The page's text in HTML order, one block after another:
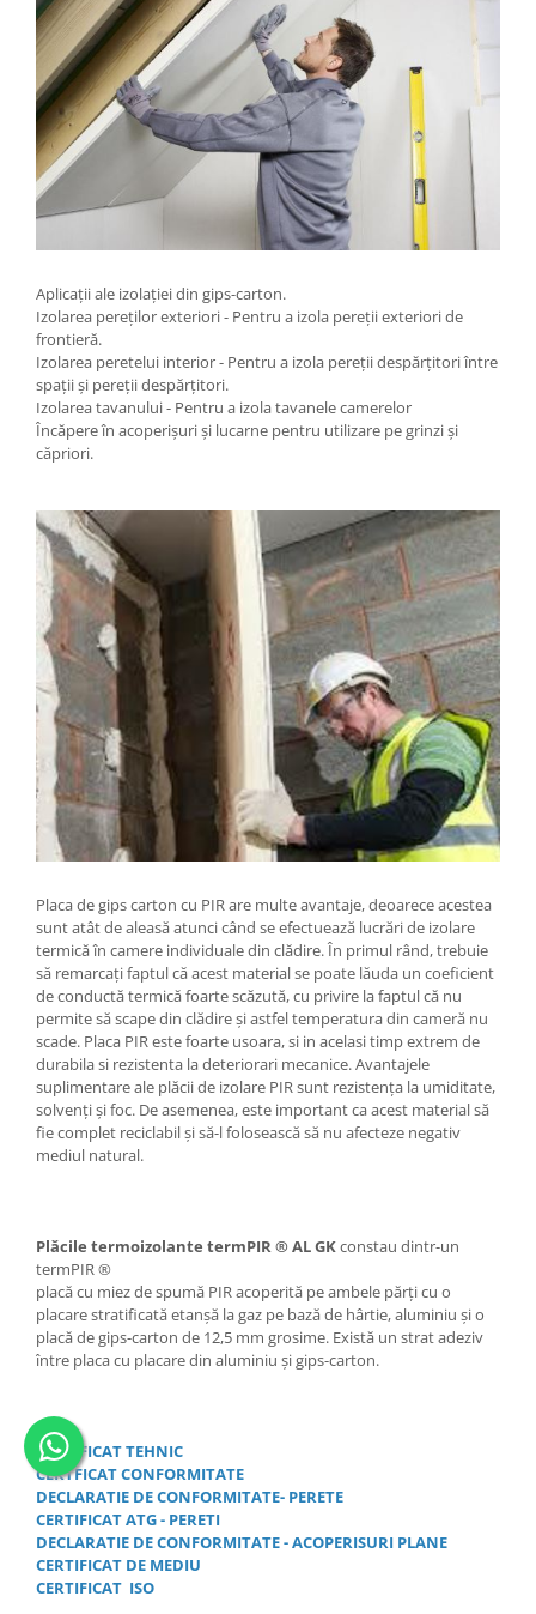
Aplicații ale izolației din gips-carton.
Izolarea pereților exteriori - Pentru a izola pereții exteriori de
frontieră.
Izolarea peretelui interior - Pentru a izola pereții despărțitori între
spații și pereții despărțitori.
Izolarea tavanului - Pentru a izola tavanele camerelor
Încăpere în acoperișuri și lucarne pentru utilizare pe grinzi și
căpriori.
Placa de gips carton cu PIR are multe avantaje, deoarece acestea
sunt atât de aleasă atunci când se efectuează lucrări de izolare
termică în camere individuale din clădire. În primul rând, trebuie
să remarcați faptul că acest material se poate lăuda un coeficient
de conductă termică foarte scăzută, cu privire la faptul că nu
permite să scape din clădire și astfel temperatura din cameră nu
scade. Placa PIR este foarte usoara, si in acelasi timp extrem de
durabila si rezistenta la deteriorari mecanice. Avantajele
suplimentare ale plăcii de izolare PIR sunt rezistența la umiditate,
solvenți și foc. De asemenea, este important ca acest material să
fie complet reciclabil și să-l folosească să nu afecteze negativ
mediul natural.
Plăcile termoizolante termPIR ® AL GKconstau dintr-un
termPIR ®
placă cu miez de spumă PIR acoperită pe ambele părți cu o
placare stratificată etanșă la gaz pe bază de hârtie, aluminiu și o
placă de gips-carton de 12,5 mm grosime. Există un strat adeziv
între placa cu placare din aluminiu și gips-carton.
CERTIFICAT TEHNIC
CERTFICAT CONFORMITATE
DECLARATIE DE CONFORMITATE- PERETE
CERTIFICAT ATG - PERETI
DECLARATIE DE CONFORMITATE - ACOPERISURI PLANE
CERTIFICAT DE MEDIU
CERTIFICAT ISO